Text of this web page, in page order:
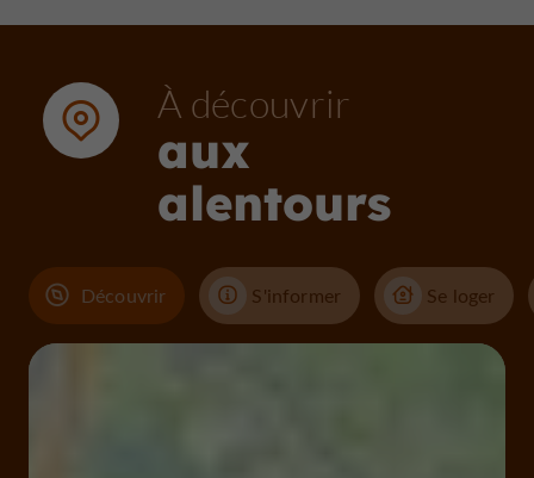
À découvrir
aux
alentours
Découvrir S'informer Se loger